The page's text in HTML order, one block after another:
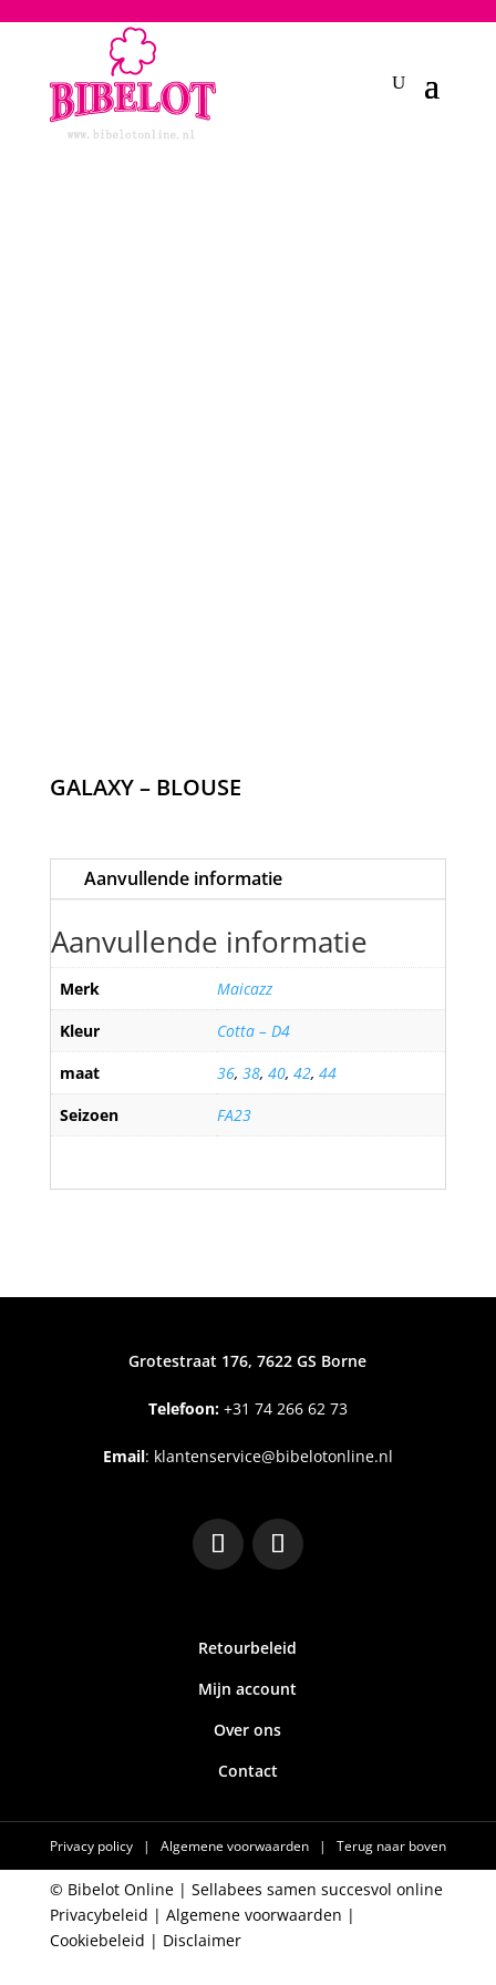
GALAXY – BLOUSE
Aanvullende informatie
Aanvullende informatie
Merk
Maicazz
Kleur
Cotta – D4
maat
36, 38, 40, 42, 44
Seizoen
FA23
Grotestraat 176, 7622 GS Borne
Telefoon:+31 74 266 62 73
Email: klantenservice@bibelotonline.nl
Retourbeleid
Mijn account
Over ons
Contact
Privacy policy | Algemene voorwaarden | Terug naar boven
© Bibelot Online | Sellabees samen succesvol online
Privacybeleid | Algemene voorwaarden |
Cookiebeleid | Disclaimer